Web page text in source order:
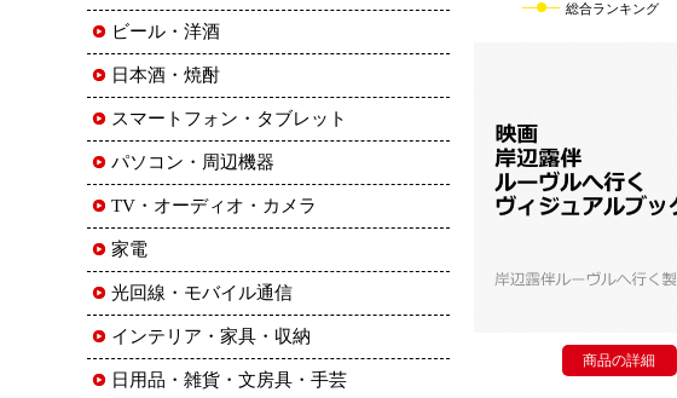
総合ランキング
商品の詳細
ビール・洋酒
日本酒・焼酎
スマートフォン・タブレット
パソコン・周辺機器
TV・オーディオ・カメラ
家電
光回線・モバイル通信
インテリア・家具・収納
日用品・雑貨・文房具・手芸